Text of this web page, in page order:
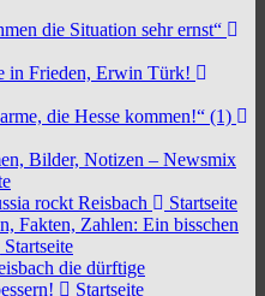
die Situation sehr ernst“
in Frieden, Erwin Türk!
die Hesse kommen!“ (1)
Bilder, Notizen – Newsmix
rockt Reisbach
Startseite
Fakten, Zahlen: Ein bisschen
Startseite
die dürftige
Startseite